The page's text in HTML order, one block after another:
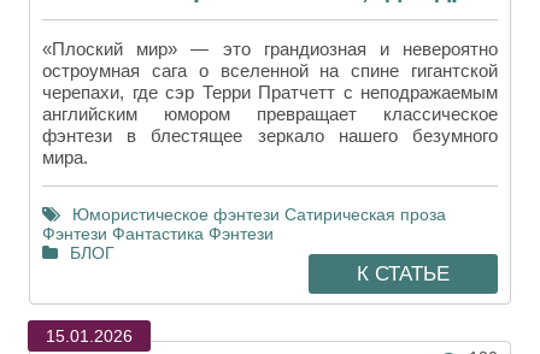
«Плоский мир» — это грандиозная и невероятно
остроумная сага о вселенной на спине гигантской
черепахи, где сэр Терри Пратчетт с неподражаемым
английским юмором превращает классическое
фэнтези в блестящее зеркало нашего безумного
мира.
Юмористическое фэнтези Сатирическая проза
Фэнтези Фантастика Фэнтези
БЛОГ
К СТАТЬЕ
15.01.2026